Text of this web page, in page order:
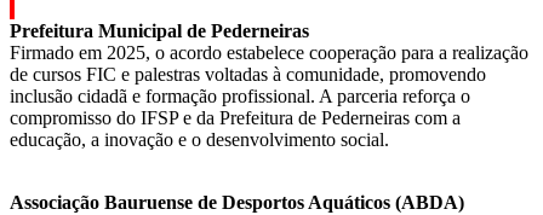
Prefeitura Municipal de Pederneiras
Firmado em 2025, o acordo estabelece cooperação para a realização
de cursos FIC e palestras voltadas à comunidade, promovendo
inclusão cidadã e formação profissional. A parceria reforça o
compromisso do IFSP e da Prefeitura de Pederneiras com a
educação, a inovação e o desenvolvimento social.
Associação Bauruense de Desportos Aquáticos (ABDA)